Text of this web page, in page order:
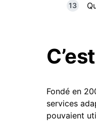
Fondé en
services
pouvaient